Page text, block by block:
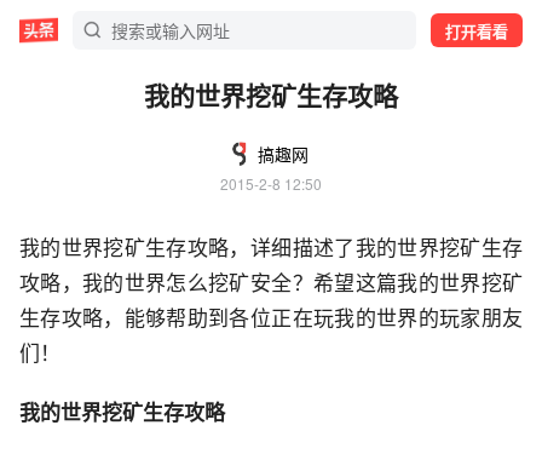
打开看看
我的世界挖矿生存攻略
搞趣网
2015-2-8 12:50
我的世界挖矿生存攻略，详细描述了我的世界挖矿生存
攻略，我的世界怎么挖矿安全？希望这篇我的世界挖矿
生存攻略，能够帮助到各位正在玩我的世界的玩家朋友
们！
我的世界挖矿生存攻略